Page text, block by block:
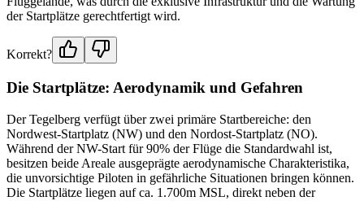
der Startplätze gerechtfertigt wird.
Korrekt?
Die Startplätze: Aerodynamik und Gefahren
Der Tegelberg verfügt über zwei primäre Startbereiche: den
Nordwest-Startplatz (NW) und den Nordost-Startplatz (NO).
Während der NW-Start für 90% der Flüge die Standardwahl ist,
besitzen beide Areale ausgeprägte aerodynamische Charakteristika,
die unvorsichtige Piloten in gefährliche Situationen bringen können.
Die Startplätze liegen auf ca. 1.700m MSL, direkt neben der